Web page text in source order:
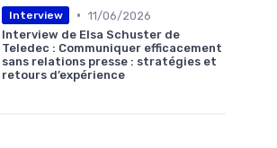
Interview • 11/06/2026
Interview de Elsa Schuster de
Teledec : Communiquer efficacement
sans relations presse : stratégies et
retours d’expérience